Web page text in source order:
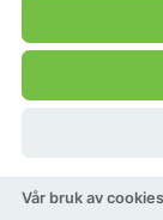
Vår bruk av cookies